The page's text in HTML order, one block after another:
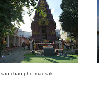
san chao pho maesak